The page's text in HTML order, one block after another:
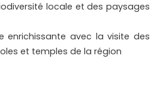
locale et des paysages
enrichissante avec la visite des
et temples de la région